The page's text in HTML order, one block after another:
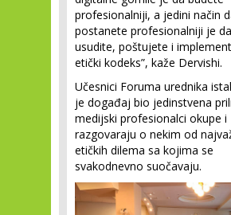
profesionalniji, a jedini način
postanete profesionalniji je
usudite, poštujete i
etički kodeks”, kaže Dervishi.
Učesnici Foruma urednika
je događaj bio jedinstvena
medijski profesionalci okupe i
razgovaraju o nekim od
etičkih dilema sa kojima se
svakodnevno suočavaju.